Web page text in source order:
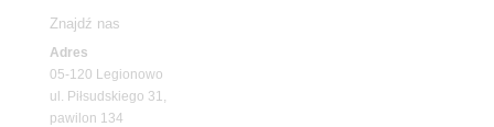
Znajdź nas
Adres
05-120 Legionowo
ul. Piłsudskiego 31,
pawilon 134